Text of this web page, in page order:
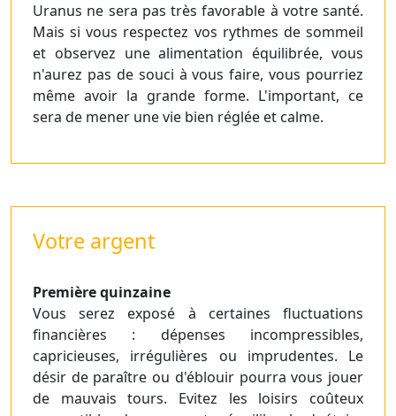
Uranus ne sera pas très favorable à votre santé.
Mais si vous respectez vos rythmes de sommeil
et observez une alimentation équilibrée, vous
n'aurez pas de souci à vous faire, vous pourriez
même avoir la grande forme. L'important, ce
sera de mener une vie bien réglée et calme.
Votre argent
Première quinzaine
Vous serez exposé à certaines fluctuations
financières : dépenses incompressibles,
capricieuses, irrégulières ou imprudentes. Le
désir de paraître ou d'éblouir pourra vous jouer
de mauvais tours. Evitez les loisirs coûteux